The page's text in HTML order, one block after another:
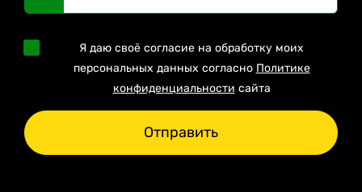
Я даю своё согласие на обработку моих
персональных данных согласно Политике
конфиденциальности сайта
Отправить